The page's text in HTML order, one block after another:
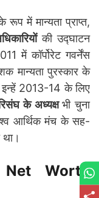
रूप में मान्यता प्राप्त,
की उद्घाटन
में कॉर्पोरेट गवर्नेंस
मान्यता पुरस्कार के
2013-14 के लिए
के अध्यक्षभी चुना
आर्थिक मंच के सह-
Net Worth